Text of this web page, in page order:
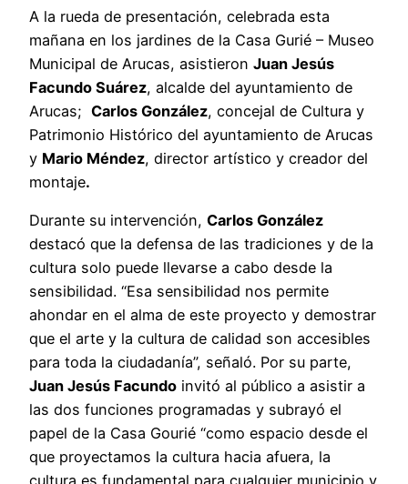
A la rueda de presentación, celebrada esta
mañana en los jardines de la Casa Gurié – Museo
Municipal de Arucas, asistieron Juan Jesús
Facundo Suárez, alcalde del ayuntamiento de
Arucas; Carlos González, concejal de Cultura y
Patrimonio Histórico del ayuntamiento de Arucas
y Mario Méndez, director artístico y creador del
montaje.
Durante su intervención, Carlos González
destacó que la defensa de las tradiciones y de la
cultura solo puede llevarse a cabo desde la
sensibilidad. “Esa sensibilidad nos permite
ahondar en el alma de este proyecto y demostrar
que el arte y la cultura de calidad son accesibles
para toda la ciudadanía”, señaló. Por su parte,
Juan Jesús Facundo invitó al público a asistir a
las dos funciones programadas y subrayó el
papel de la Casa Gourié “como espacio desde el
que proyectamos la cultura hacia afuera, la